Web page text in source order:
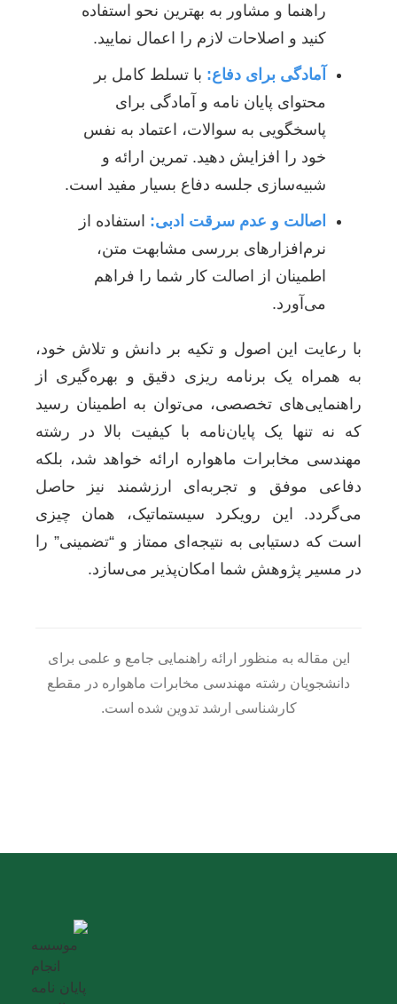
راهنما و مشاور به بهترین نحو استفاده
کنید و اصلاحات لازم را اعمال نمایید.
آمادگی برای دفاع: با تسلط کامل بر
محتوای پایان نامه و آمادگی برای
پاسخگویی به سوالات، اعتماد به نفس
خود را افزایش دهید. تمرین ارائه و
شبیه‌سازی جلسه دفاع بسیار مفید است.
اصالت و عدم سرقت ادبی: استفاده از
نرم‌افزارهای بررسی مشابهت متن،
اطمینان از اصالت کار شما را فراهم
می‌آورد.
با رعایت این اصول و تکیه بر دانش و تلاش خود،
به همراه یک برنامه ریزی دقیق و بهره‌گیری از
راهنمایی‌های تخصصی، می‌توان به اطمینان رسید
که نه تنها یک پایان‌نامه با کیفیت بالا در رشته
مهندسی مخابرات ماهواره ارائه خواهد شد، بلکه
دفاعی موفق و تجربه‌ای ارزشمند نیز حاصل
می‌گردد. این رویکرد سیستماتیک، همان چیزی
است که دستیابی به نتیجه‌ای ممتاز و “تضمینی” را
در مسیر پژوهش شما امکان‌پذیر می‌سازد.
این مقاله به منظور ارائه راهنمایی جامع و علمی برای
دانشجویان رشته مهندسی مخابرات ماهواره در مقطع
کارشناسی ارشد تدوین شده است.